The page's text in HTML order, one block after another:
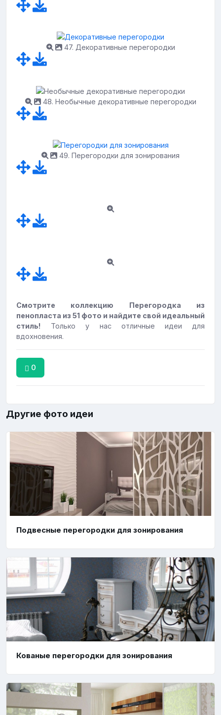
47. Декоративные перегородки
48. Необычные декоративные перегородки
49. Перегородки для зонирования
Смотрите коллекцию Перегородка из
пенопласта из 51 фото и найдите свой идеальный
стиль!
Только у нас отличные идеи для
вдохновения.
0
Другие фото идеи
Подвесные перегородки для зонирования
Кованые перегородки для зонирования